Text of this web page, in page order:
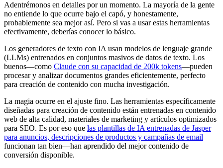
Adentrémonos en detalles por un momento. La mayoría de la gente
no entiende lo que ocurre bajo el capó, y honestamente,
probablemente sea mejor así. Pero si vas a usar estas herramientas
efectivamente, deberías conocer lo básico.
Los generadores de texto con IA usan modelos de lenguaje grande
(LLMs) entrenados en conjuntos masivos de datos de texto. Los
buenos—como Claude con su capacidad de 200k tokens—pueden
procesar y analizar documentos grandes eficientemente, perfecto
para creación de contenido con mucha investigación.
La magia ocurre en el ajuste fino. Las herramientas específicamente
diseñadas para creación de contenido están entrenadas en contenido
web de alta calidad, materiales de marketing y artículos optimizados
para SEO. Es por eso que las plantillas de IA entrenadas de Jasper
para anuncios, descripciones de productos y campañas de email
funcionan tan bien—han aprendido del mejor contenido de
conversión disponible.